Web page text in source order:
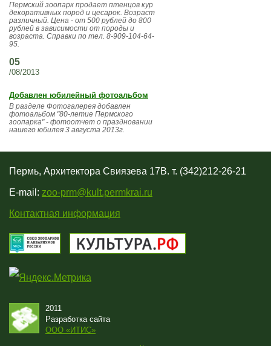
Пермский зоопарк продает птенцов кур
декоративных пород и цесарок. Возраст
различный. Цена - от 500 рублей до 800
рублей в зависимости от породы и
возраста. Справки по тел. 8-909-104-64-
95.
05
/08/2013
Добавлен юбилейный фотоальбом
В разделе Фотогалерея добавлен
фотоальбом "80-летие Пермского
зоопарка" - фотоотчет о праздновании
нашего юбилея 3 августа 2013г.
Пермь, Архитектора Свиязева 17В. т. (342)212-26-21
E-mail: zoo-prm@kult.permkrai.ru
Контактная информация
2011
Разработка сайта
OOO «ИТИС»